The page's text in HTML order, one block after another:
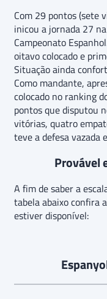
Com 29 pontos (sete
inicou a jornada 27
Campeonato
oitavo colocado e
Situação ainda
Como mandante,
colocado no ranking
pontos que disputou
vitórias, quatro
teve a defesa vazada
Provável
A fim de saber a
tabela abaixo confira
estiver disponível: